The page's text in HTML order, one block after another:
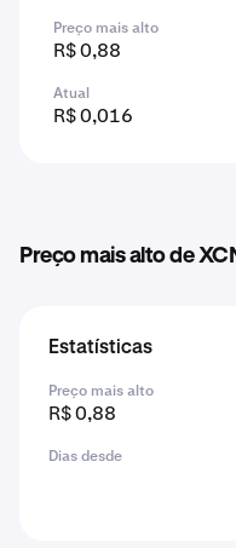
Preço mais alto
R$ 0,88
Atual
R$ 0,016
Preço mais alto de
Estatísticas
Preço mais alto
R$ 0,88
Dias desde